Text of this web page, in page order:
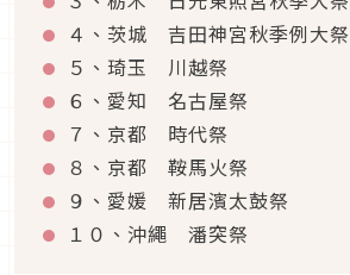
４、茨城 吉田神宮秋季例大祭
５、琦玉 川越祭
６、愛知 名古屋祭
７、京都 時代祭
８、京都 鞍馬火祭
９、愛媛 新居濱太鼓祭
１０、沖繩 潘突祭